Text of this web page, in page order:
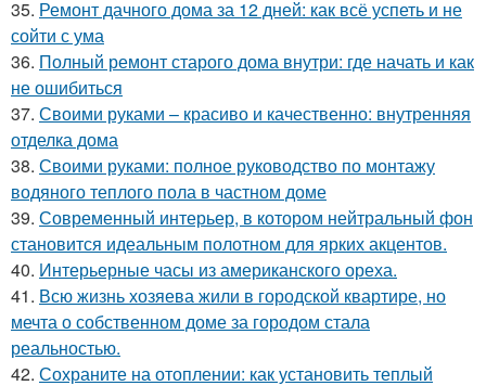
35. Ремонт дачного дома за 12 дней: как всё успеть и не
сойти с ума
36. Полный ремонт старого дома внутри: где начать и как
не ошибиться
37. Своими руками – красиво и качественно: внутренняя
отделка дома
38. Своими руками: полное руководство по монтажу
водяного теплого пола в частном доме
39. Современный интерьер, в котором нейтральный фон
становится идеальным полотном для ярких акцентов.
40. Интерьерные часы из американского ореха.
41. Всю жизнь хозяева жили в городской квартире, но
мечта о собственном доме за городом стала
реальностью.
42. Сохраните на отоплении: как установить теплый